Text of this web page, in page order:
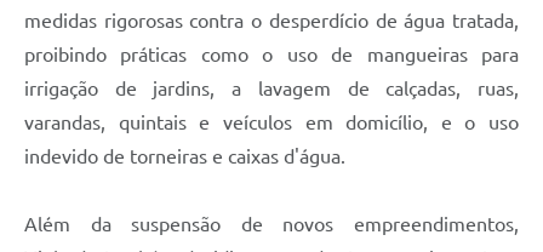
medidas rigorosas contra o desperdício de água tratada,
proibindo práticas como o uso de mangueiras para
irrigação de jardins, a lavagem de calçadas, ruas,
varandas, quintais e veículos em domicílio, e o uso
indevido de torneiras e caixas d'água.
Além da suspensão de novos empreendimentos,